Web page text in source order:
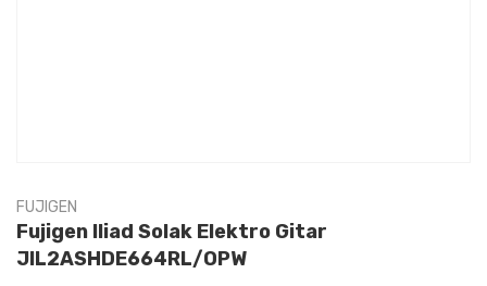
FUJIGEN
Fujigen Iliad Solak Elektro Gitar
JIL2ASHDE664RL/OPW